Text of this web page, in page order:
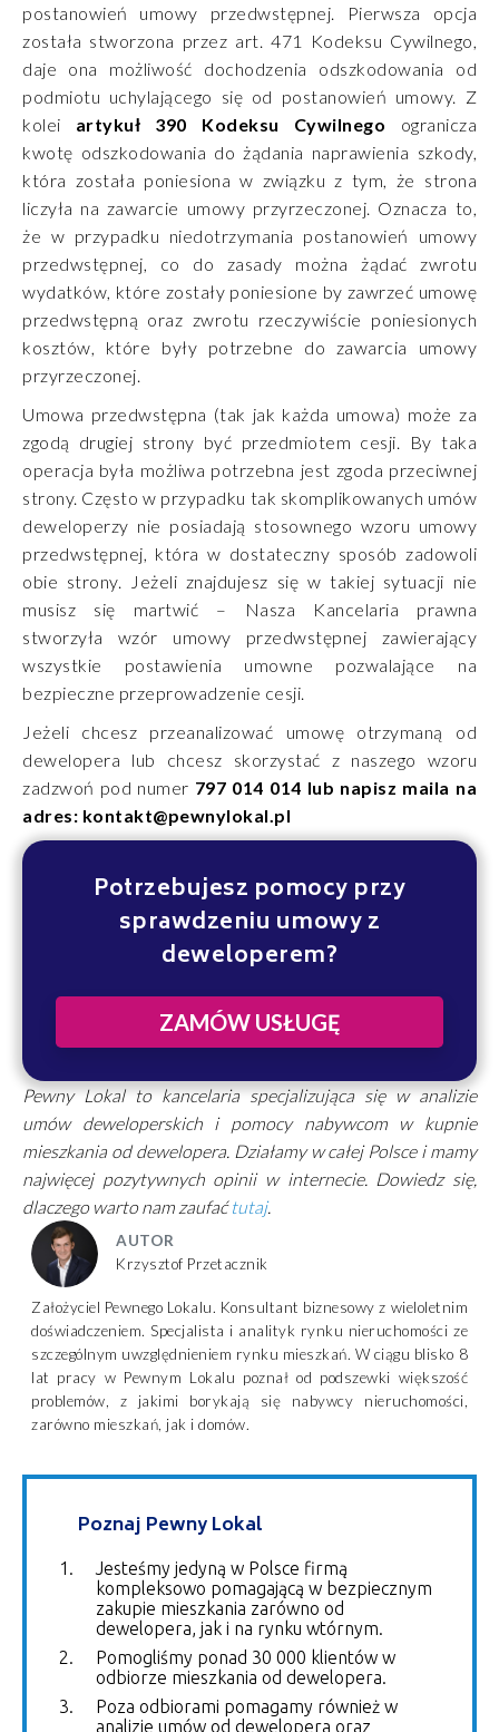
postanowień umowy przedwstępnej. Pierwsza opcja
została stworzona przez art. 471 Kodeksu Cywilnego,
daje ona możliwość dochodzenia odszkodowania od
podmiotu uchylającego się od postanowień umowy. Z
kolei artykuł 390 Kodeksu Cywilnego ogranicza
kwotę odszkodowania do żądania naprawienia szkody,
która została poniesiona w związku z tym, że strona
liczyła na zawarcie umowy przyrzeczonej. Oznacza to,
że w przypadku niedotrzymania postanowień umowy
przedwstępnej, co do zasady można żądać zwrotu
wydatków, które zostały poniesione by zawrzeć umowę
przedwstępną oraz zwrotu rzeczywiście poniesionych
kosztów, które były potrzebne do zawarcia umowy
przyrzeczonej.
Umowa przedwstępna (tak jak każda umowa) może za
zgodą drugiej strony być przedmiotem cesji. By taka
operacja była możliwa potrzebna jest zgoda przeciwnej
strony. Często w przypadku tak skomplikowanych umów
deweloperzy nie posiadają stosownego wzoru umowy
przedwstępnej, która w dostateczny sposób zadowoli
obie strony. Jeżeli znajdujesz się w takiej sytuacji nie
musisz się martwić – Nasza Kancelaria prawna
stworzyła wzór umowy przedwstępnej zawierający
wszystkie postawienia umowne pozwalające na
bezpieczne przeprowadzenie cesji.
Jeżeli chcesz przeanalizować umowę otrzymaną od
dewelopera lub chcesz skorzystać z naszego wzoru
zadzwoń pod numer 797 014 014 lub napisz maila na
adres: kontakt@pewnylokal.pl
Potrzebujesz pomocy przy
sprawdzeniu umowy z
deweloperem?
ZAMÓW USŁUGĘ
Pewny Lokal to kancelaria specjalizująca się w analizie
umów deweloperskich i pomocy nabywcom w kupnie
mieszkania od dewelopera. Działamy w całej Polsce i mamy
najwięcej pozytywnych opinii w internecie. Dowiedz się,
dlaczego warto nam zaufaćtutaj.
AUTOR
Krzysztof Przetacznik
Założyciel Pewnego Lokalu. Konsultant biznesowy z wieloletnim
doświadczeniem. Specjalista i analityk rynku nieruchomości ze
szczególnym uwzględnieniem rynku mieszkań. W ciągu blisko 8
lat pracy w Pewnym Lokalu poznał od podszewki większość
problemów, z jakimi borykają się nabywcy nieruchomości,
zarówno mieszkań, jak i domów.
Poznaj Pewny Lokal
Jesteśmy jedyną w Polsce firmą
kompleksowo pomagającą w bezpiecznym
zakupie mieszkania zarówno od
dewelopera, jak i na rynku wtórnym.
Pomogliśmy ponad 30 000 klientów w
odbiorze mieszkania od dewelopera.
Poza odbiorami pomagamy również w
analizie umów od dewelopera oraz